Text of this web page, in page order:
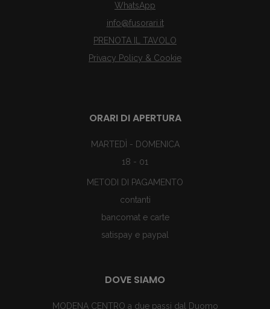
WhatsApp
info@fusorari.it
PRENOTA IL TAVOLO
Privacy Policy & Cookie
ORARI DI APERTURA
MARTEDÌ - DOMENICA
18 - 01
METODI DI PAGAMENTO
contanti
bancomat e carte
satispay e paypal
DOVE SIAMO
MODENA CENTRO a due passi dal Duomo